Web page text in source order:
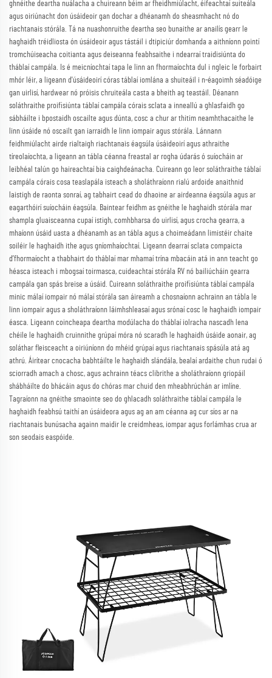
ghnéithe deartha nuálacha a chuireann béim ar fheidhmiúlacht, éifeachtaí suiteála
agus oiriúnacht don úsáideoir gan dochar a dhéanamh do sheasmhacht nó do
riachtanais stórála. Tá na nuashonruithe deartha seo bunaithe ar anailís gearr le
haghaidh tréidliosta ón úsáideoir agus tástáil i dtipiciúr domhanda a aithníonn pointí
tromchúiseacha coitianta agus deiseanna feabhsaithe i ndearraí traidisiúnta do
tháblaí campála. Is é meicníochtaí tapa le linn an fhormaíochta dul i ngleic le forbairt
mhór léir, a ligeann d'úsáideoirí córas táblaí iomlána a shuiteáil i n-éagoimh séadóige
gan uirlisí, hardwear nó próisis chruiteála casta a bheith ag teastáil. Déanann
soláthraithe proifisiúnta táblaí campála córais sclata a inneallú a ghlasfaidh go
sábháilte i bpostaidh oscailte agus dúnta, cosc a chur ar thitim neamhthacaithe le
linn úsáide nó oscailt gan iarraidh le linn iompair agus stórála. Lánnann
feidhmiúlacht airde rialtaigh riachtanais éagsúla úsáideoirí agus athraithe
tíreolaíochta, a ligeann an tábla céanna freastal ar rogha údarás ó suíocháin ar
leibhéal talún go haireachtaí bia caighdeánacha. Cuireann go leor soláthraithe táblaí
campála córais cosa teaslapála isteach a sholáthraíonn rialú ardoide anaithnid
laistigh de raonta sonraí, ag tabhairt cead do dhaoine ar airdeanna éagsúla agus ar
eagarthóirí suíocháin éagsúla. Baintear feidhm as gnéithe le haghaidh stórála mar
shampla gluaisceanna cupaí istigh, comhbharsa do uirlisí, agus crocha gearra, a
mhaíonn úsáid uasta a dhéanamh as an tábla agus a choimeádann limistéir chaite
soiléir le haghaidh ithe agus gníomhaíochtaí. Ligeann dearraí sclata compaicta
d’fhormaíocht a thabhairt do tháblaí mar mhamaí trína mbacáin atá in ann teacht go
héasca isteach i mbogsaí toirmasca, cuideachtaí stórála RV nó bailiúcháin gearra
campála gan spás breise a úsáid. Cuireann soláthraithe proifisiúnta táblaí campála
minic málaí iompair nó málaí stórála san áireamh a chosnaíonn achrainn an tábla le
linn iompair agus a sholáthraíonn láimhshleasaí agus srónaí cosc le haghaidh iompair
éasca. Ligeann coincheapa deartha modúlacha do tháblaí iolracha nascadh lena
chéile le haghaidh cruinnithe grúpaí móra nó scaradh le haghaidh úsáide aonair, ag
soláthar fleisceacht a oiriúníonn do mhéid grúpaí agus riachtanais spásúla atá ag
athrú. Áirítear cnocacha babhtáilte le haghaidh slándála, bealaí ardaithe chun rudai ó
sciorradh amach a chosc, agus achrainn téacs clibrithe a sholáthraíonn griopáil
shábháilte do bhácáin agus do chóras mar chuid den mheabhrúchán ar imlíne.
Tagraíonn na gnéithe smaointe seo do ghlacadh soláthraithe táblaí campála le
haghaidh feabhsú taithí an úsáideora agus ag an am céanna ag cur síos ar na
riachtanais bunúsacha againn maidir le creidmheas, iompar agus forlámhas crua ar
son seodais easpóide.